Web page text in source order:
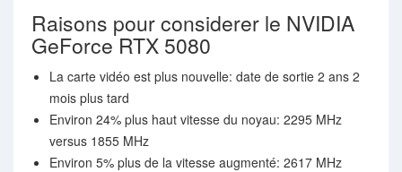
Raisons pour considerer le NVIDIA
GeForce RTX 5080
La carte vidéo est plus nouvelle: date de sortie 2 ans 2
mois plus tard
Environ 24% plus haut vitesse du noyau: 2295 MHz
versus 1855 MHz
Environ 5% plus de la vitesse augmenté: 2617 MHz